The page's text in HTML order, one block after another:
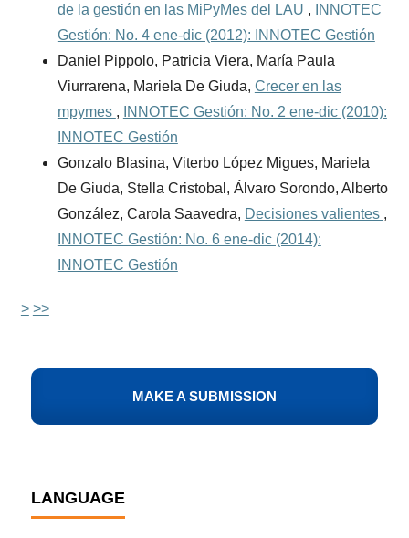
de la gestión en las MiPyMes del LAU ,
INNOTEC
Gestión: No. 4 ene-dic (2012): INNOTEC Gestión
Daniel Pippolo, Patricia Viera, María Paula
Viurrarena, Mariela De Giuda, Crecer en las
mpymes ,
INNOTEC Gestión: No. 2 ene-dic (2010):
INNOTEC Gestión
Gonzalo Blasina, Viterbo López Migues, Mariela
De Giuda, Stella Cristobal, Álvaro Sorondo, Alberto
González, Carola Saavedra, Decisiones valientes ,
INNOTEC Gestión: No. 6 ene-dic (2014):
INNOTEC Gestión
> >>
LANGUAGE
MAKE A SUBMISSION